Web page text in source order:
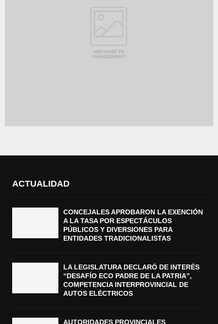
ACTUALIDAD
CONCEJALES APROBARON LA EXENCIÓN
A LA TASA POR ESPECTÁCULOS
PÚBLICOS Y DIVERSIONES PARA
ENTIDADES TRADICIONALISTAS
LA LEGISLATURA DECLARÓ DE INTERÉS
“DESAFÍO ECO PADRE DE LA PATRIA”,
COMPETENCIA INTERPROVINCIAL DE
AUTOS ELÉCTRICOS
AUTORIDADES PROVINCIALES